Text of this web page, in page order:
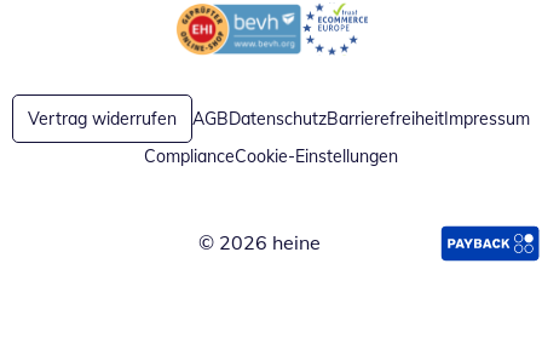
Öffnet in neuem FensterÖffnet in neuem Fenster
Vertrag widerrufen AGBDatenschutzBarrierefreiheitImpressum
ComplianceCookie-Einstellungen
© 2026 heine